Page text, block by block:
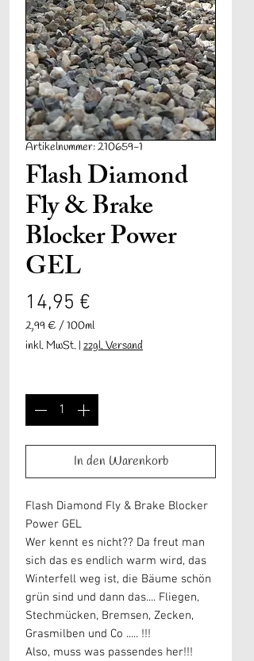
Artikelnummer: 210659-1
Flash Diamond
Fly & Brake
Blocker Power
GEL
14,95 €
2,99 € / 100ml
2,99 €
pro
inkl. MwSt.| zzgl. Versand
In den Warenkorb
Flash Diamond Fly & Brake Blocker
Power GEL
Wer kennt es nicht?? Da freut man
sich das es endlich warm wird, das
Winterfell weg ist, die Bäume schön
grün sind und dann das.... Fliegen,
Stechmücken, Bremsen, Zecken,
Grasmilben und Co ..... !!!
Also, muss was passendes her!!!